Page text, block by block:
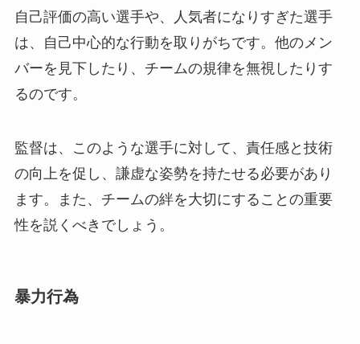
自己評価の高い選手や、人気者になりすぎた選手
は、自己中心的な行動を取りがちです。他のメン
バーを見下したり、チームの規律を無視したりす
るのです。
監督は、このような選手に対して、責任感と技術
の向上を促し、謙虚な姿勢を持たせる必要があり
ます。また、チームの絆を大切にすることの重要
性を説くべきでしょう。
暴力行為